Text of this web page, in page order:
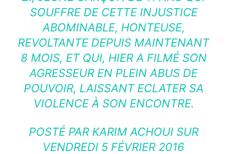
SOUFFRE DE CETTE INJUSTICE
ABOMINABLE, HONTEUSE,
REVOLTANTE DEPUIS MAINTENANT
8 MOIS, ET QUI, HIER A FILMÉ SON
AGRESSEUR EN PLEIN ABUS DE
POUVOIR, LAISSANT ECLATER SA
VIOLENCE À SON ENCONTRE.
POSTÉ PAR KARIM ACHOUISUR
VENDREDI 5 FÉVRIER 2016